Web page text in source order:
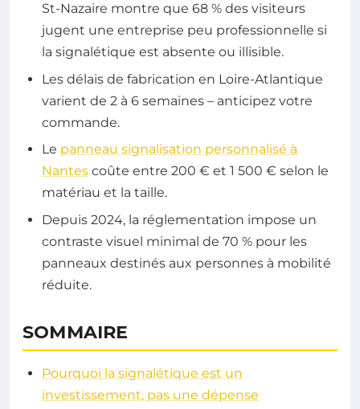
St-Nazaire montre que 68 % des visiteurs
jugent une entreprise peu professionnelle si
la signalétique est absente ou illisible.
Les délais de fabrication en Loire-Atlantique
varient de 2 à 6 semaines – anticipez votre
commande.
Le panneau signalisation personnalisé à
Nantes coûte entre 200 € et 1 500 € selon le
matériau et la taille.
Depuis 2024, la réglementation impose un
contraste visuel minimal de 70 % pour les
panneaux destinés aux personnes à mobilité
réduite.
SOMMAIRE
Pourquoi la signalétique est un
investissement, pas une dépense